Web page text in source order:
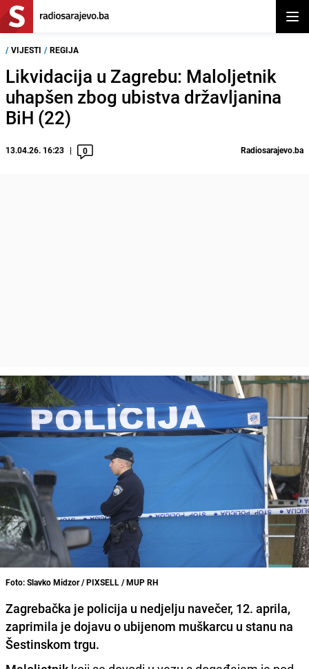
/ VIJESTI / REGIJA
Likvidacija u Zagrebu: Maloljetnik
uhapšen zbog ubistva državljanina
BiH (22)
13.04.26. 16:23 0 Radiosarajevo.ba
Foto: Slavko Midzor / PIXSELL / MUP RH
Zagrebačka je policija u nedjelju navečer, 12. aprila,
zaprimila je dojavu o ubijenom muškarcu u stanu na
Šestinskom trgu.